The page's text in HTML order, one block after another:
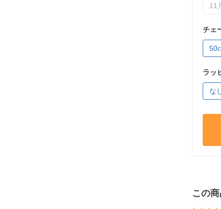
11
チェ
ラッ
な
この